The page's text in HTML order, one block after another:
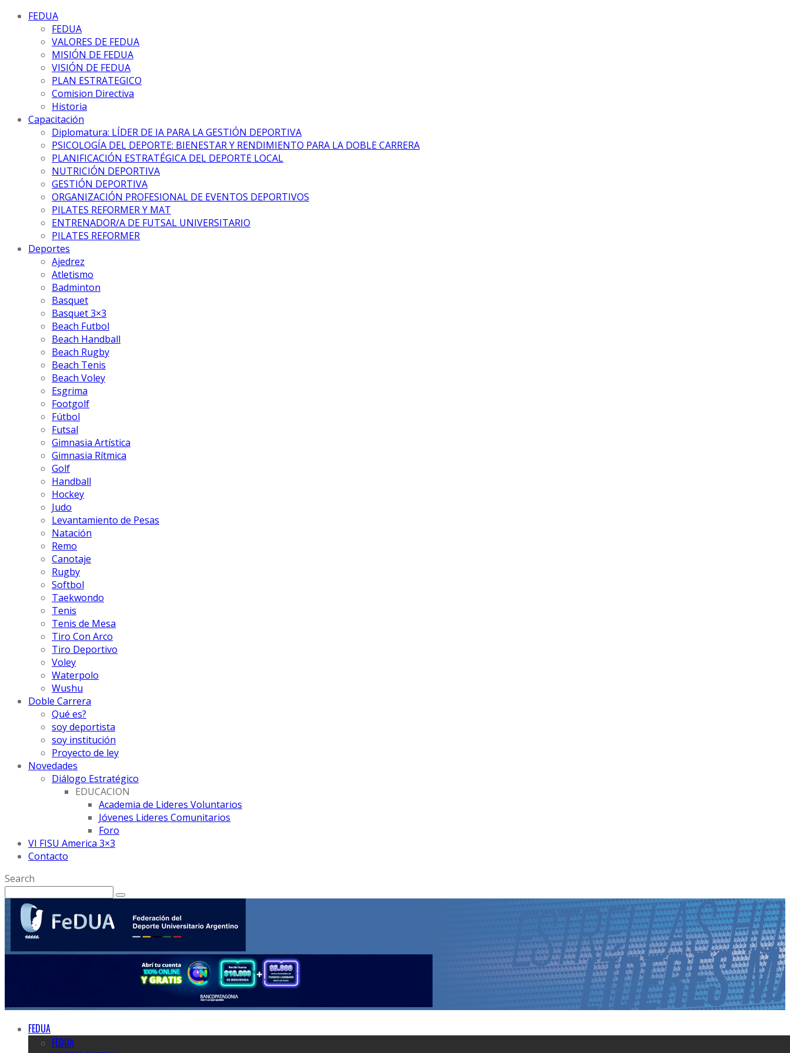
FEDUA
FEDUA
VALORES DE FEDUA
MISIÓN DE FEDUA
VISIÓN DE FEDUA
PLAN ESTRATEGICO
Comision Directiva
Historia
Capacitación
Diplomatura: LÍDER DE IA PARA LA GESTIÓN DEPORTIVA
PSICOLOGÍA DEL DEPORTE: BIENESTAR Y RENDIMIENTO PARA LA DOBLE CARRERA
PLANIFICACIÓN ESTRATÉGICA DEL DEPORTE LOCAL
NUTRICIÓN DEPORTIVA
GESTIÓN DEPORTIVA
ORGANIZACIÓN PROFESIONAL DE EVENTOS DEPORTIVOS
PILATES REFORMER Y MAT
ENTRENADOR/A DE FUTSAL UNIVERSITARIO
PILATES REFORMER
Deportes
Ajedrez
Atletismo
Badminton
Basquet
Basquet 3×3
Beach Futbol
Beach Handball
Beach Rugby
Beach Tenis
Beach Voley
Esgrima
Footgolf
Fútbol
Futsal
Gimnasia Artística
Gimnasia Rítmica
Golf
Handball
Hockey
Judo
Levantamiento de Pesas
Natación
Remo
Canotaje
Rugby
Softbol
Taekwondo
Tenis
Tenis de Mesa
Tiro Con Arco
Tiro Deportivo
Voley
Waterpolo
Wushu
Doble Carrera
Qué es?
soy deportista
soy institución
Proyecto de ley
Novedades
Diálogo Estratégico
EDUCACION
Academia de Lideres Voluntarios
Jóvenes Lideres Comunitarios
Foro
VI FISU America 3×3
Contacto
Search
FEDUA
FEDUA